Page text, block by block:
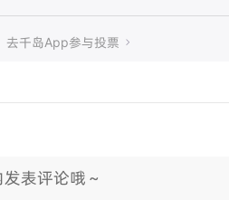
去千岛App参与投票 
表评论哦～